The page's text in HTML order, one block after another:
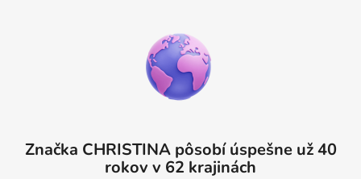
Značka CHRISTINA pôsobí úspešne už 40
rokov v 62 krajinách